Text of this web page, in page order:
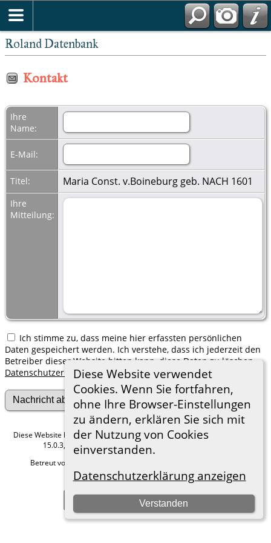
Roland Datenbank
Diese Website verwendet
Cookies. Wenn Sie fortfahren,
ohne Ihre Browser-Einstellungen
zu ändern, erklären Sie sich mit
der Nutzung von Cookies
einverstanden.
Datenschutzerklärung anzeigen
Verstanden
Kontakt
Ihre
Name:
E-Mail:
Titel: Maria Const. v.Boineburg geb. NACH 1601
Ihre
Mitteilung:
Ich stimme zu, dass meine hier erfassten persönlichen
Daten gespeichert werden. Ich verstehe, dass ich jederzeit den
Betreiber dieser Website bitten kann, diese Daten zu löschen.
Datenschutzerklärung
Diese Website läuft mit The Next Generation of Genealogy Sitebuilding
15.0.3, programmiert von Darrin Lythgoe © 2001-2026.
Betreut von
Hier geht es zum Impressum
Zur Desktop-Webseite wechseln